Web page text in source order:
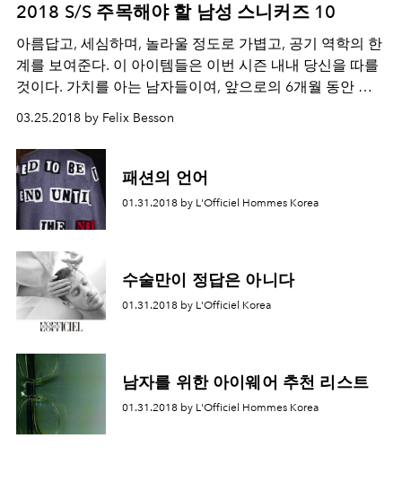
2018 S/S 주목해야 할 남성 스니커즈 10
아름답고, 세심하며, 놀라울 정도로 가볍고, 공기 역학의 한
계를 보여준다. 이 아이템들은 이번 시즌 내내 당신을 따를
것이다. 가치를 아는 남자들이여, 앞으로의 6개월 동안 아
래 10가지 스니커즈에 집중하라.
03.25.2018 by Felix Besson
패션의 언어
01.31.2018 by L'Officiel Hommes Korea
수술만이 정답은 아니다
01.31.2018 by L'Officiel Korea
남자를 위한 아이웨어 추천 리스트
01.31.2018 by L'Officiel Hommes Korea